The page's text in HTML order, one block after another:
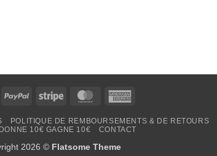
PayPal Stripe MasterCard
POLITIQUE DE REMBOURSEMENTS & DE RETOURS
DONNE 10€ GAGNE 10€ CONTACT
2026 © Flatsome Theme